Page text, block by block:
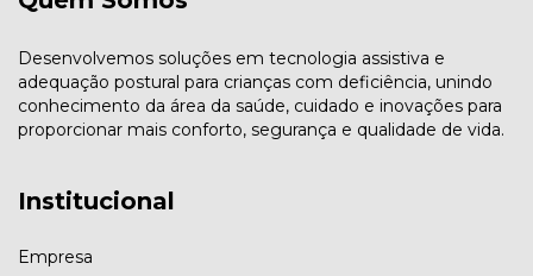
Desenvolvemos soluções em tecnologia assistiva e
adequação postural para crianças com deficiência, unindo
conhecimento da área da saúde, cuidado e inovações para
proporcionar mais conforto, segurança e qualidade de vida.
Institucional
Empresa